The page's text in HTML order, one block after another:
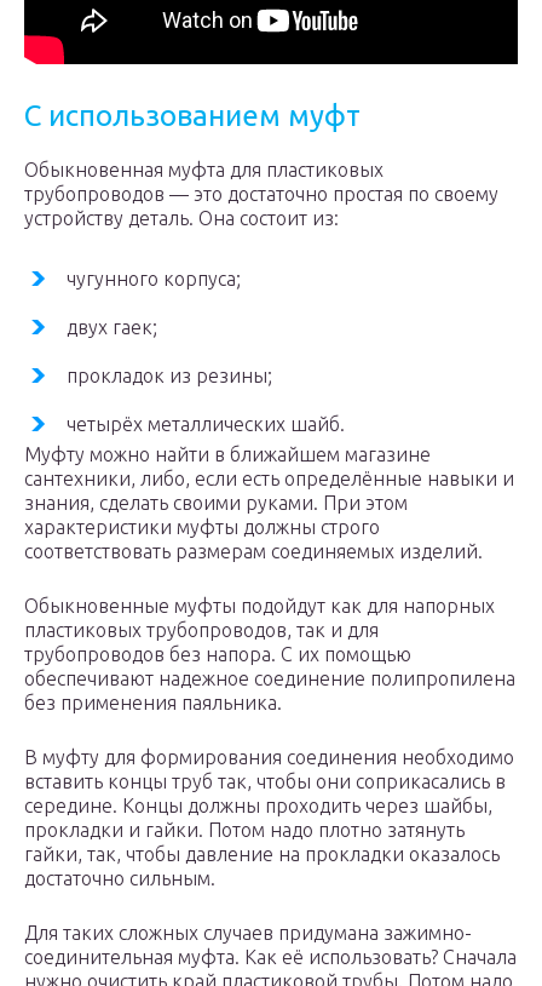
С использованием муфт
Обыкновенная муфта для пластиковых
трубопроводов — это достаточно простая по своему
устройству деталь. Она состоит из:
чугунного корпуса;
двух гаек;
прокладок из резины;
четырёх металлических шайб.
Муфту можно найти в ближайшем магазине
сантехники, либо, если есть определённые навыки и
знания, сделать своими руками. При этом
характеристики муфты должны строго
соответствовать размерам соединяемых изделий.
Обыкновенные муфты подойдут как для напорных
пластиковых трубопроводов, так и для
трубопроводов без напора. С их помощью
обеспечивают надежное соединение полипропилена
без применения паяльника.
В муфту для формирования соединения необходимо
вставить концы труб так, чтобы они соприкасались в
середине. Концы должны проходить через шайбы,
прокладки и гайки. Потом надо плотно затянуть
гайки, так, чтобы давление на прокладки оказалось
достаточно сильным.
Для таких сложных случаев придумана зажимно-
соединительная муфта. Как её использовать? Сначала
нужно очистить край пластиковой трубы. Потом надо